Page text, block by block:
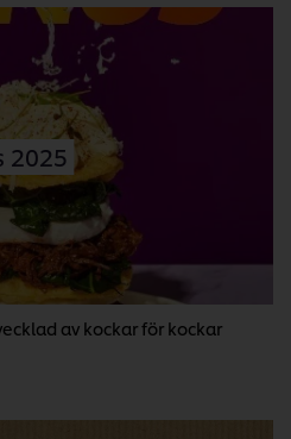
2025
av kockar för kockar